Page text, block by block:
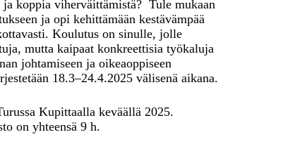
koppia viherväittämistä? Tule mukaan
ja opi kehittämään kestävämpää
Koulutus on sinulle, jolle
mutta kaipaat konkreettisia työkaluja
johtamiseen ja oikeaoppiseen
18.3–24.4.2025 välisenä aikana.
Kupittaalla keväällä 2025.
on yhteensä 9 h.